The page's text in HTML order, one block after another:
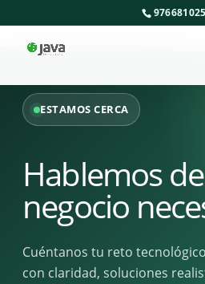
976681025
ESTAMOS CERCA
Hablemos
negocio
Cuéntanos tu reto
con claridad, soluciones